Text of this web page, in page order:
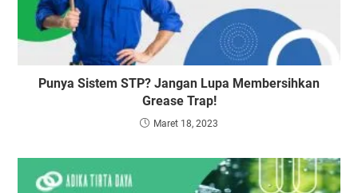
Punya Sistem STP? Jangan Lupa Membersihkan
Grease Trap!
Maret 18, 2023